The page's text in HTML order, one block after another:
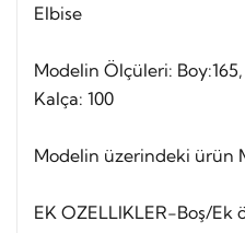
Elbise
Modelin Ölçüleri:
Kalça: 100
Modelin üzerindeki ürün
EK OZELLIKLER-Boş/Ek